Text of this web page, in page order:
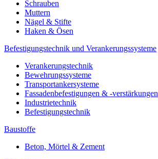
Schrauben
Muttern
Nägel & Stifte
Haken & Ösen
Befestigungstechnik und Verankerungssysteme
Verankerungstechnik
Bewehrungssysteme
Transportankersysteme
Fassadenbefestigungen & -verstärkungen
Industrietechnik
Befestigungstechnik
Baustoffe
Beton, Mörtel & Zement